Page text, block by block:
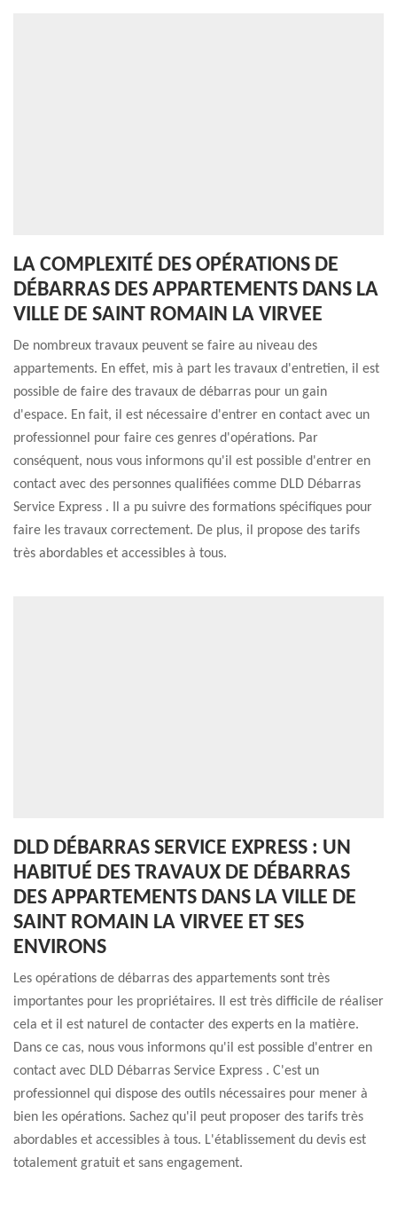
LA COMPLEXITÉ DES OPÉRATIONS DE
DÉBARRAS DES APPARTEMENTS DANS LA
VILLE DE SAINT ROMAIN LA VIRVEE
De nombreux travaux peuvent se faire au niveau des
appartements. En effet, mis à part les travaux d'entretien, il est
possible de faire des travaux de débarras pour un gain
d'espace. En fait, il est nécessaire d'entrer en contact avec un
professionnel pour faire ces genres d'opérations. Par
conséquent, nous vous informons qu'il est possible d'entrer en
contact avec des personnes qualifiées comme DLD Débarras
Service Express . Il a pu suivre des formations spécifiques pour
faire les travaux correctement. De plus, il propose des tarifs
très abordables et accessibles à tous.
DLD DÉBARRAS SERVICE EXPRESS : UN
HABITUÉ DES TRAVAUX DE DÉBARRAS
DES APPARTEMENTS DANS LA VILLE DE
SAINT ROMAIN LA VIRVEE ET SES
ENVIRONS
Les opérations de débarras des appartements sont très
importantes pour les propriétaires. Il est très difficile de réaliser
cela et il est naturel de contacter des experts en la matière.
Dans ce cas, nous vous informons qu'il est possible d'entrer en
contact avec DLD Débarras Service Express . C'est un
professionnel qui dispose des outils nécessaires pour mener à
bien les opérations. Sachez qu'il peut proposer des tarifs très
abordables et accessibles à tous. L'établissement du devis est
totalement gratuit et sans engagement.